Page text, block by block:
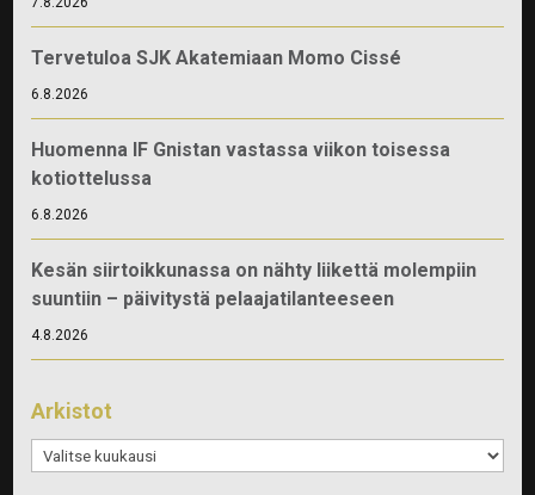
Tervetuloa SJK Akatemiaan Momo Cissé
6.8.2026
Huomenna IF Gnistan vastassa viikon toisessa
kotiottelussa
6.8.2026
Kesän siirtoikkunassa on nähty liikettä molempiin
suuntiin – päivitystä pelaajatilanteeseen
4.8.2026
Arkistot
Arkistot